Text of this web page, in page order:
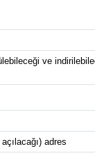
ve
adres